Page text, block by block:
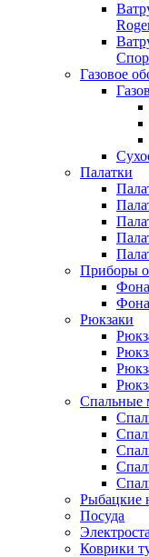
Газовое
Палатки
Приборы
Рюкзаки
Спальные
Рыбацкие
Посуда
Коврики